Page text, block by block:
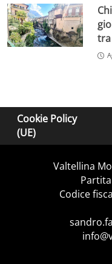
Cookie Policy
(UE)
Valtellina
Codice